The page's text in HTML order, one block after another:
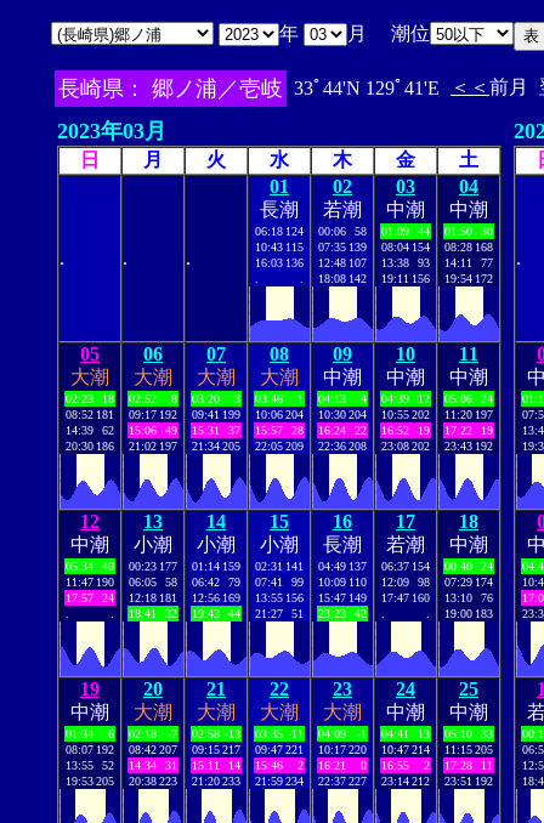
年 月 潮位
長崎県： 郷ノ浦／壱岐 33ﾟ44'N 129ﾟ41'E ＜＜ 前月
2023年03月
日 月 火 水 木 金 土
. . .
01
長潮
06:18 124
10:43 115
16:03 136
02
若潮
00:06
58
07:35 139
12:48 107
18:08 142
03
中潮
01:09
44
08:04 154
13:38
93
19:11 156
04
中潮
01:50
30
08:28 168
14:11
77
19:54 172
05
大潮
02:23
18
08:52 181
14:39
62
20:30 186
06
大潮
02:52
8
09:17 192
15:06
49
21:02 197
07
大潮
03:20
3
09:41 199
15:31
37
21:34205
08
大潮
03:46
1
10:06204
15:57
28
22:05209
09
中潮
04:13
4
10:30204
16:24
22
22:36208
10
中潮
04:39
12
10:55202
16:52
19
23:08202
11
中潮
05:06
24
11:20 197
17:22
19
23:43 192
12
中潮
05:34
40
11:47 190
17:57
24
13
小潮
00:23 177
06:05
58
12:18 181
18:41
32
14
小潮
01:14 159
06:42
79
12:56 169
19:43
44
15
小潮
02:31 141
07:41
99
13:55 156
21:27
51
16
長潮
04:49 137
10:09 110
15:47 149
23:23
42
17
若潮
06:37 154
12:09
98
17:47 160
18
中潮
00:40
24
07:29 174
13:10
76
19:00 183
19
中潮
01:34
6
08:07 192
13:55
52
19:53205
20
大潮
02:18
-7
08:42207
14:34
31
20:38223
21
大潮
02:58 -13
09:15217
15:11
14
21:20233
22
大潮
03:35 -11
09:47221
15:46
2
21:59234
23
大潮
04:09
-1
10:17220
16:21
0
22:37227
24
中潮
04:41
13
10:47214
16:55
2
23:14212
25
中潮
05:10
33
11:15205
17:28
11
23:51 192
.